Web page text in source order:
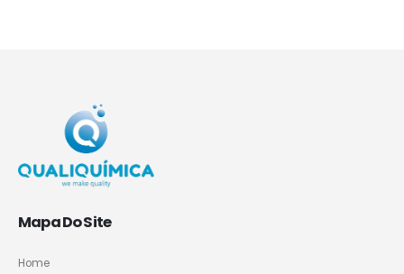
Mapa Do Site
Home